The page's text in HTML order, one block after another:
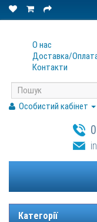
О нас
Доставка/
Контакти
Особистий кабінет
Категорії